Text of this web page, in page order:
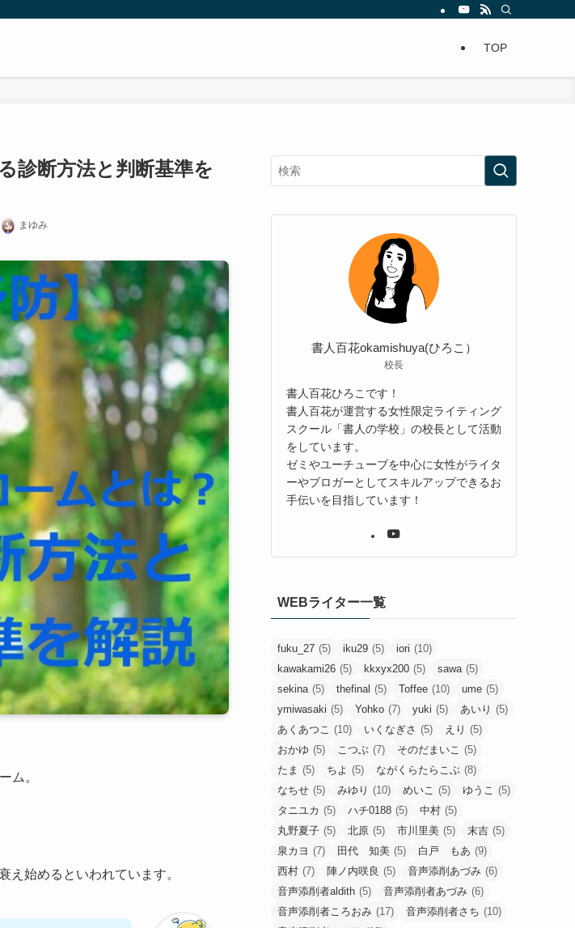
TOP
診断方法と判断基準を
まゆみ
ム。
え始めるといわれています。
書人百花okamishuya(ひろこ）
校長
書人百花ひろこです！
書人百花が運営する女性限定ライティング
スクール「書人の学校」の校長として活動
をしています。
ゼミやユーチューブを中心に女性がライタ
ーやブロガーとしてスキルアップできるお
手伝いを目指しています！
WEBライター一覧
fuku_27 (5) iku29 (5) iori (10)
kawakami26 (5) kkxyx200 (5) sawa (5)
sekina (5) thefinal (5) Toffee (10) ume (5)
ymiwasaki (5) Yohko (7) yuki (5) あいり (5)
あくあつこ (10) いくなぎさ (5) えり (5)
おかゆ (5) こつぶ (7) そのだまいこ (5)
たま (5) ちよ (5) ながくらたらこぶ (8)
なちせ (5) みゆり (10) めいこ (5) ゆうこ (5)
タニユカ (5) ハチ0188 (5) 中村 (5)
丸野夏子 (5) 北原 (5) 市川里美 (5) 末吉 (5)
泉カヨ (7) 田代 知美 (5) 白戸 もあ (9)
西村 (7) 陣ノ内咲良 (5) 音声添削あづみ (6)
音声添削者aldith (5) 音声添削者あづみ (6)
音声添削者ころおみ (17) 音声添削者さち (10)